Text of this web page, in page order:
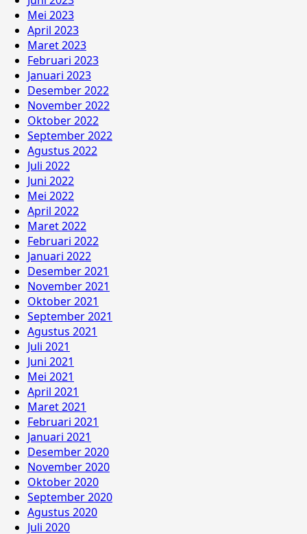
Mei 2023
April 2023
Maret 2023
Februari 2023
Januari 2023
Desember 2022
November 2022
Oktober 2022
September 2022
Agustus 2022
Juli 2022
Juni 2022
Mei 2022
April 2022
Maret 2022
Februari 2022
Januari 2022
Desember 2021
November 2021
Oktober 2021
September 2021
Agustus 2021
Juli 2021
Juni 2021
Mei 2021
April 2021
Maret 2021
Februari 2021
Januari 2021
Desember 2020
November 2020
Oktober 2020
September 2020
Agustus 2020
Juli 2020